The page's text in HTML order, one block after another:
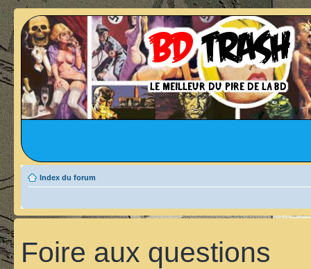
Index du forum
Foire aux questions